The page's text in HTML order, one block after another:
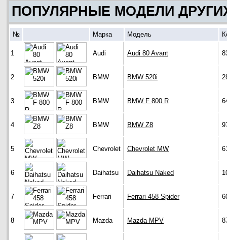
ПОПУЛЯРНЫЕ МОДЕЛИ
№ Марка Модель
1 Audi Audi 80 Avant
2 BMW BMW 520i
3 BMW BMW F 800 R
4 BMW BMW Z8
5 Chevrolet Chevrolet MW
6 Daihatsu Daihatsu Naked
7 Ferrari Ferrari 458 Spider
8 Mazda Mazda MPV